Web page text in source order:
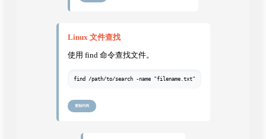
Linux 文件查找
使用 find 命令查找文件。
find /path/to/search -name "filename.txt"
复制代码